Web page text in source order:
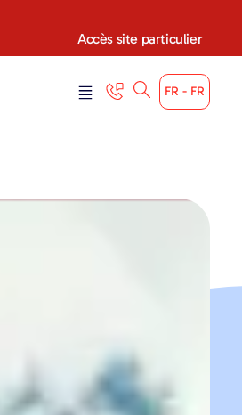
Accès site particulier
FR - FR